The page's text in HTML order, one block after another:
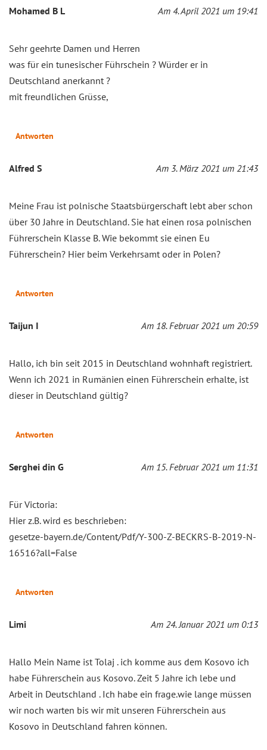
Mohamed B L Am 4. April 2021 um 19:41
Sehr geehrte Damen und Herren
was für ein tunesischer Führschein ? Würder er in
Deutschland anerkannt ?
mit freundlichen Grüsse,
Antworten
Alfred S Am 3. März 2021 um 21:43
Meine Frau ist polnische Staatsbürgerschaft lebt aber schon
über 30 Jahre in Deutschland. Sie hat einen rosa polnischen
Führerschein Klasse B. Wie bekommt sie einen Eu
Führerschein? Hier beim Verkehrsamt oder in Polen?
Antworten
Taijun I Am 18. Februar 2021 um 20:59
Hallo, ich bin seit 2015 in Deutschland wohnhaft registriert.
Wenn ich 2021 in Rumänien einen Führerschein erhalte, ist
dieser in Deutschland gültig?
Antworten
Serghei din G Am 15. Februar 2021 um 11:31
Für Victoria:
Hier z.B. wird es beschrieben:
gesetze-bayern.de/Content/Pdf/Y-300-Z-BECKRS-B-2019-N-
16516?all=False
Antworten
Limi Am 24. Januar 2021 um 0:13
Hallo Mein Name ist Tolaj . ich komme aus dem Kosovo ich
habe Führerschein aus Kosovo. Zeit 5 Jahre ich lebe und
Arbeit in Deutschland . Ich habe ein frage.wie lange müssen
wir noch warten bis wir mit unseren Führerschein aus
Kosovo in Deutschland fahren können.